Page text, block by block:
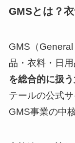
GMSとは？
GMS（
品・衣料・日用
を総合的に扱
テールの公式
GMS事業の中